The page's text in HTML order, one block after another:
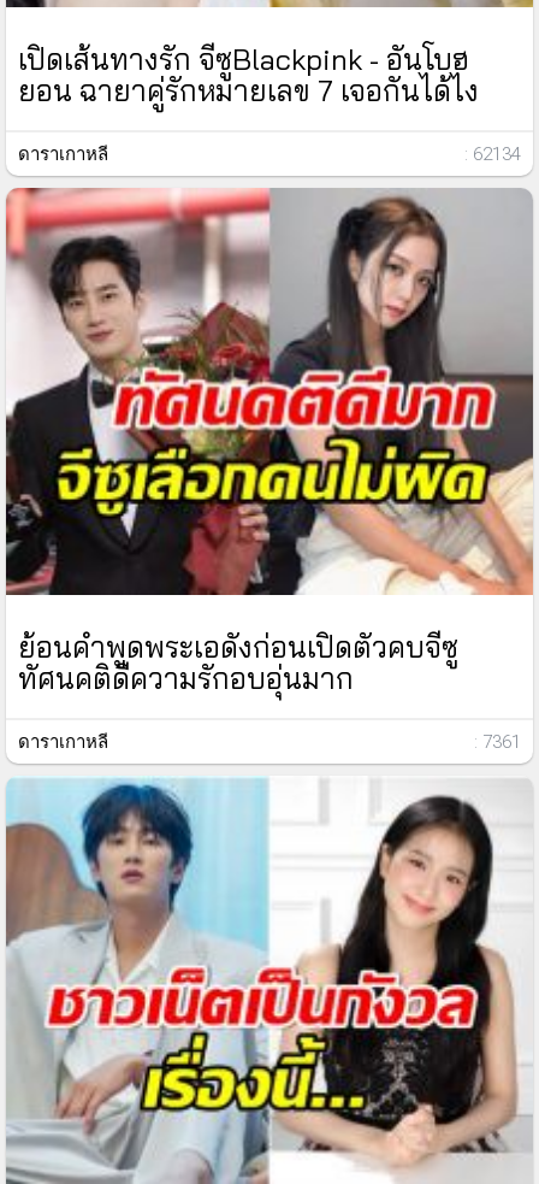
เปิดเส้นทางรัก จีซูBlackpink - อันโบฮ
ยอน ฉายาคู่รักหมายเลข 7 เจอกันได้ไง
ดาราเกาหลี : 62134
ย้อนคำพูดพระเอดังก่อนเปิดตัวคบจีซู
ทัศนคติดีความรักอบอุ่นมาก
ดาราเกาหลี : 7361